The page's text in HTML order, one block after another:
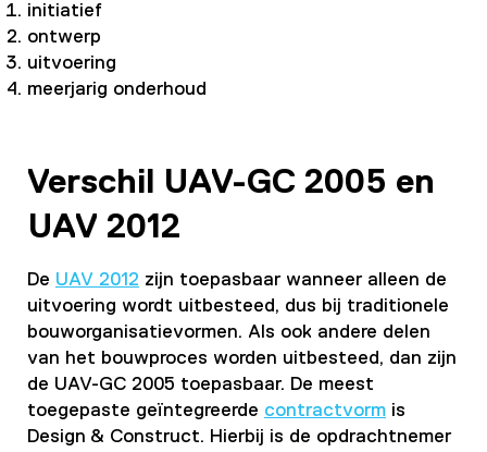
initiatief
ontwerp
uitvoering
meerjarig onderhoud
Verschil UAV-GC 2005 en
UAV 2012
De UAV 2012 zijn toepasbaar wanneer alleen de
uitvoering wordt uitbesteed, dus bij traditionele
bouworganisatievormen. Als ook andere delen
van het bouwproces worden uitbesteed, dan zijn
de UAV-GC 2005 toepasbaar. De meest
toegepaste geïntegreerde contractvorm is
Design & Construct. Hierbij is de opdrachtnemer